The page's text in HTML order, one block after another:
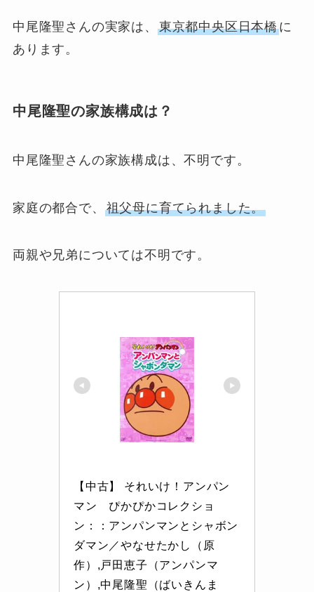
中尾隆聖さんの実家は、 東京都中央区日本橋に
あります。
中尾隆聖の家族構成は？
中尾隆聖さんの家族構成は、不明です。
家庭の都合で、 祖父母に育てられました。
両親や兄弟については不明です。
【中古】 それいけ！アンパン
マン　ぴかぴかコレクショ
ン：：アンパンマンとシャボン
ダマン／やなせたかし（原
作）,戸田恵子（アンパンマ
ン）,中尾隆聖（ばいきんま